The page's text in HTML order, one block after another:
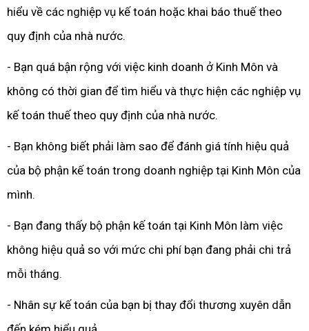
hiểu về các nghiệp vụ kế toán hoặc khai báo thuế theo
quy định của nhà nước.
- Bạn quá bận rộng với việc kinh doanh ở Kinh Môn và
không có thời gian để tìm hiểu và thực hiện các nghiệp vụ
kế toán thuế theo quy định của nhà nước.
- Bạn không biết phải làm sao để đánh giá tính hiệu quả
của bộ phận kế toán trong doanh nghiệp tại Kinh Môn của
mình.
- Bạn đang thấy bộ phận kế toán tại Kinh Môn làm việc
không hiệu quả so với mức chi phí bạn đang phải chi trả
mỗi tháng.
- Nhân sự kế toán của bạn bị thay đổi thương xuyên dẫn